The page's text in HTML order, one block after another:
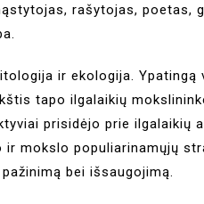
rašytojas, poetas,
ir ekologija. Ypatingą
tapo ilgalaikių
prisidėjo prie ilgalaikių
mokslo populiarinamųjų
bei išsaugojimą.